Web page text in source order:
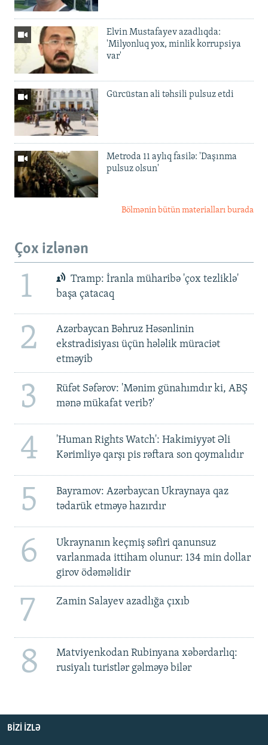
Elvin Mustafayev azadlıqda:
'Milyonluq yox, minlik korrupsiya
var'
Gürcüstan ali təhsili pulsuz etdi
Metroda 11 aylıq fasilə: 'Daşınma
pulsuz olsun'
Bölmənin bütün materialları burada
Çox izlənən
1
Tramp: İranla müharibə 'çox tezliklə'
başa çatacaq
2
Azərbaycan Bəhruz Həsənlinin
ekstradisiyası üçün hələlik müraciət
etməyib
3
Rüfət Səfərov: 'Mənim günahımdır ki, ABŞ
mənə mükafat verib?'
4
'Human Rights Watch': Hakimiyyət Əli
Kərimliyə qarşı pis rəftara son qoymalıdır
5
Bayramov: Azərbaycan Ukraynaya qaz
tədarük etməyə hazırdır
6
Ukraynanın keçmiş səfiri qanunsuz
varlanmada ittiham olunur: 134 min dollar
girov ödəməlidir
7 Zamin Salayev azadlığa çıxıb
8
Matviyenkodan Rubinyana xəbərdarlıq:
rusiyalı turistlər gəlməyə bilər
BIZI IZLƏ